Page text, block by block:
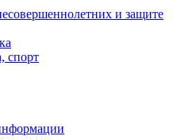
и защите
спорт